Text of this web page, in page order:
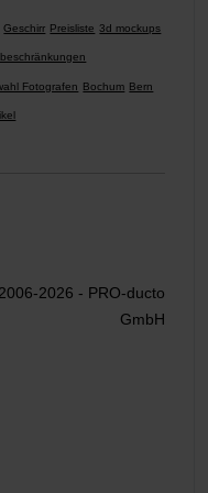
Geschirr Preisliste 3d mockups
Fotografen Bochum Bern
2026 - PRO-ducto
GmbH